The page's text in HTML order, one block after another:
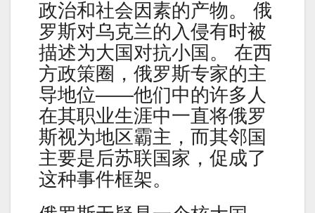
政治和社会因素的产物。 俄
罗斯对乌克兰的入侵有时被
描述为大国对抗小国。 在西
方政策圈，俄罗斯专家的主
导地位——他们中的许多人
在其职业生涯中一直将俄罗
斯视为地区霸主，而其邻国
主要是后苏联国家，促成了
这种事件框架。